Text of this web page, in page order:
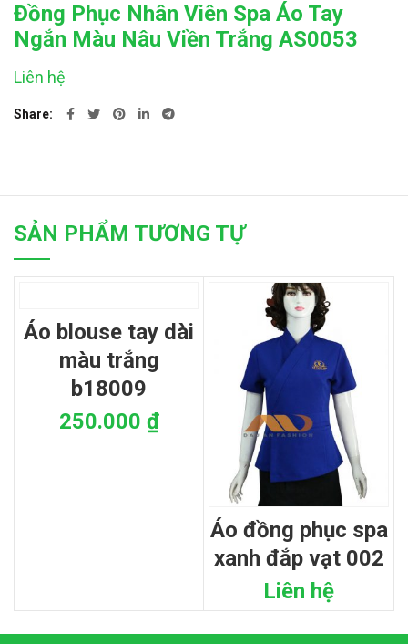
Đồng Phục Nhân Viên Spa Áo Tay
Ngắn Màu Nâu Viền Trắng AS0053
Liên hệ
Share
SẢN PHẨM TƯƠNG TỰ
áo blouse tay dài
màu trắng
b18009
250.000 ₫
áo đồng phục spa
xanh đắp vạt 002
Liên hệ